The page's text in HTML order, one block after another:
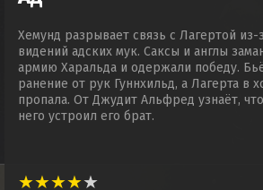
Хемунд разрывает связь с Лагертой
видений адских мук. Саксы и англы
армию Харальда и одержали победу.
ранение от рук Гуннхильд, а Лагерта в
пропала. От Джудит Альфред узнаёт,
него устроил его брат.